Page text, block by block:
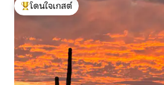
โดนใจเกสต์ที่สุด
โดนใจเกสต์